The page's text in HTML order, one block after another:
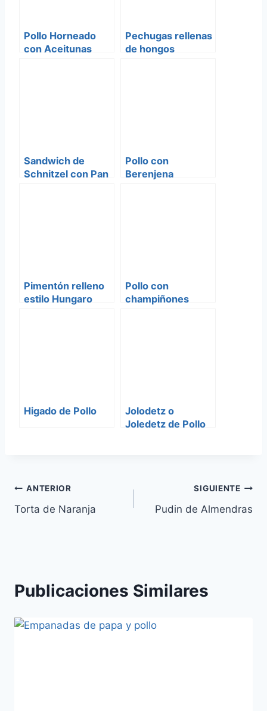
Pollo Horneado
con Aceitunas
Pechugas rellenas
de hongos
Sandwich de
Schnitzel con Pan
Pollo con
Berenjena
Pimentón relleno
estilo Hungaro
Pollo con
champiñones
Higado de Pollo
Jolodetz o
Joledetz de Pollo
Navegación
de
ANTERIOR
Torta de Naranja
SIGUIENTE
Pudin de Almendras
Publicaciones Similares